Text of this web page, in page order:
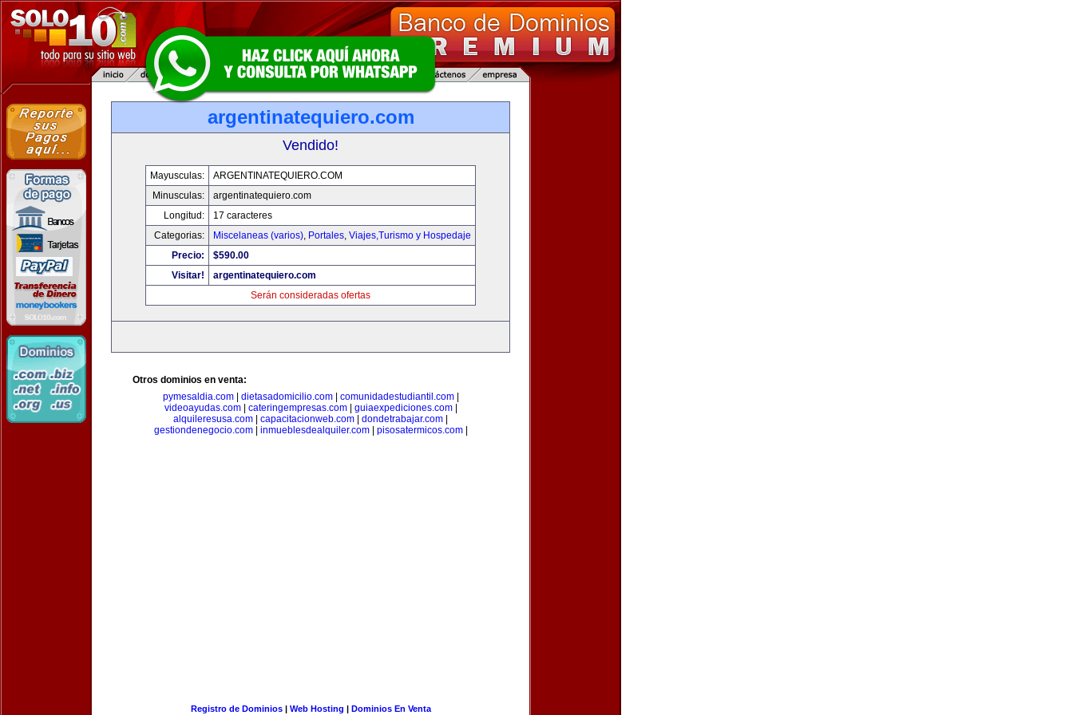
argentinatequiero.com
Vendido!
Mayusculas:
ARGENTINATEQUIERO.COM
Minusculas:
argentinatequiero.com
Longitud:
17 caracteres
Categorias:
Miscelaneas (varios), Portales, Viajes,Turismo y Hospedaje
Precio:
$590.00
Visitar!
argentinatequiero.com
Serán consideradas ofertas
Otros dominios en venta:
pymesaldia.com| dietasadomicilio.com| comunidadestudiantil.com|
videoayudas.com| cateringempresas.com| guiaexpediciones.com|
alquileresusa.com
capacitacionweb.com dondetrabajar.com
gestiondenegocio.com| inmueblesdealquiler.com| pisosatermicos.com|
Registro de Dominios| Web Hosting | Dominios En Venta